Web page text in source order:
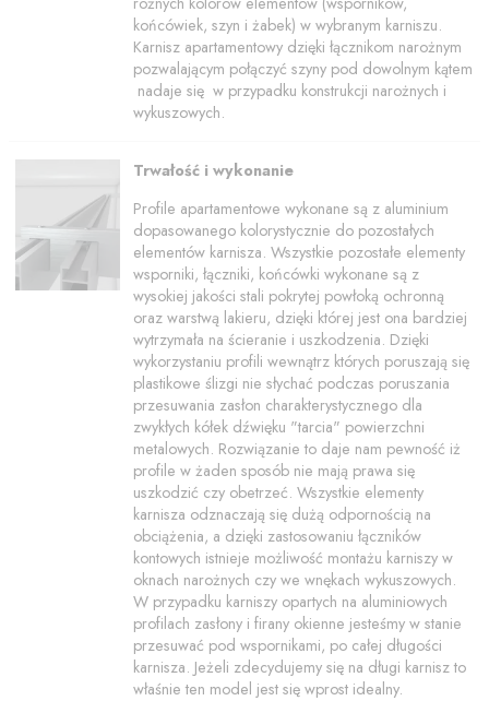
końcówiek, szyn i żabek) w wybranym karniszu.
Karnisz apartamentowy dzięki łącznikom narożnym
pozwalającym połączyć szyny pod dowolnym kątem
nadaje się w przypadku konstrukcji narożnych i
wykuszowych.
Trwałość i wykonanie
Profile apartamentowe wykonane są z aluminium
dopasowanego kolorystycznie do pozostałych
elementów karnisza. Wszystkie pozostałe elementy
wsporniki, łączniki, końcówki wykonane są z
wysokiej jakości stali pokrytej powłoką ochronną
oraz warstwą lakieru, dzięki której jest ona bardziej
wytrzymała na ścieranie i uszkodzenia. Dzięki
wykorzystaniu profili wewnątrz których poruszają się
plastikowe ślizgi nie słychać podczas poruszania
przesuwania zasłon charakterystycznego dla
zwykłych kółek dźwięku "tarcia" powierzchni
metalowych. Rozwiązanie to daje nam pewność iż
profile w żaden sposób nie mają prawa się
uszkodzić czy obetrzeć. Wszystkie elementy
karnisza odznaczają się dużą odpornością na
obciążenia, a dzięki zastosowaniu łączników
kontowych istnieje możliwość montażu karniszy w
oknach narożnych czy we wnękach wykuszowych.
W przypadku karniszy opartych na aluminiowych
profilach zasłony i firany okienne jesteśmy w stanie
przesuwać pod wspornikami, po całej długości
karnisza. Jeżeli zdecydujemy się na długi karnisz to
właśnie ten model jest się wprost idealny.